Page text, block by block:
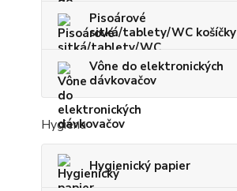
Pisoárové
sitká/tablety/WC košíčky
Vône do elektronických
dávkovačov
Hygiena
Hygienický papier